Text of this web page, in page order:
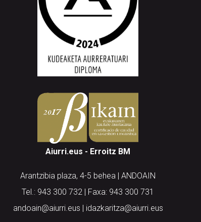
Aiurri.eus - Erroitz BM
Arantzibia plaza, 4-5 behea | ANDOAIN
Tel.: 943 300 732 | Faxa: 943 300 731
andoain@aiurri.eus | idazkaritza@aiurri.eus